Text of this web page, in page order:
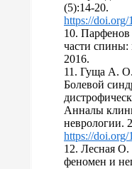
(5):14-20.
https://
10.
части
2016.
11. Гуща А.
Болевой
Анналы
неврологии.
https://
12. Лесная
феномен и